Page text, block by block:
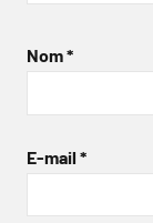
Nom*
E-mail *